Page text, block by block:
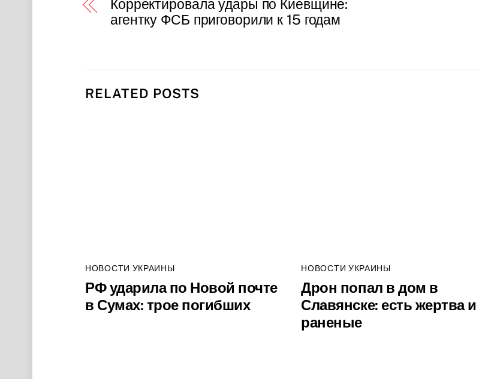
Корректировала удары по Киевщине:
агентку ФСБ приговорили к 15 годам
RELATED POSTS
НОВОСТИ УКРАИНЫ
РФ ударила по Новой почте
в Сумах: трое погибших
НОВОСТИ УКРАИНЫ
Дрон попал в дом в
Славянске: есть жертва и
раненые